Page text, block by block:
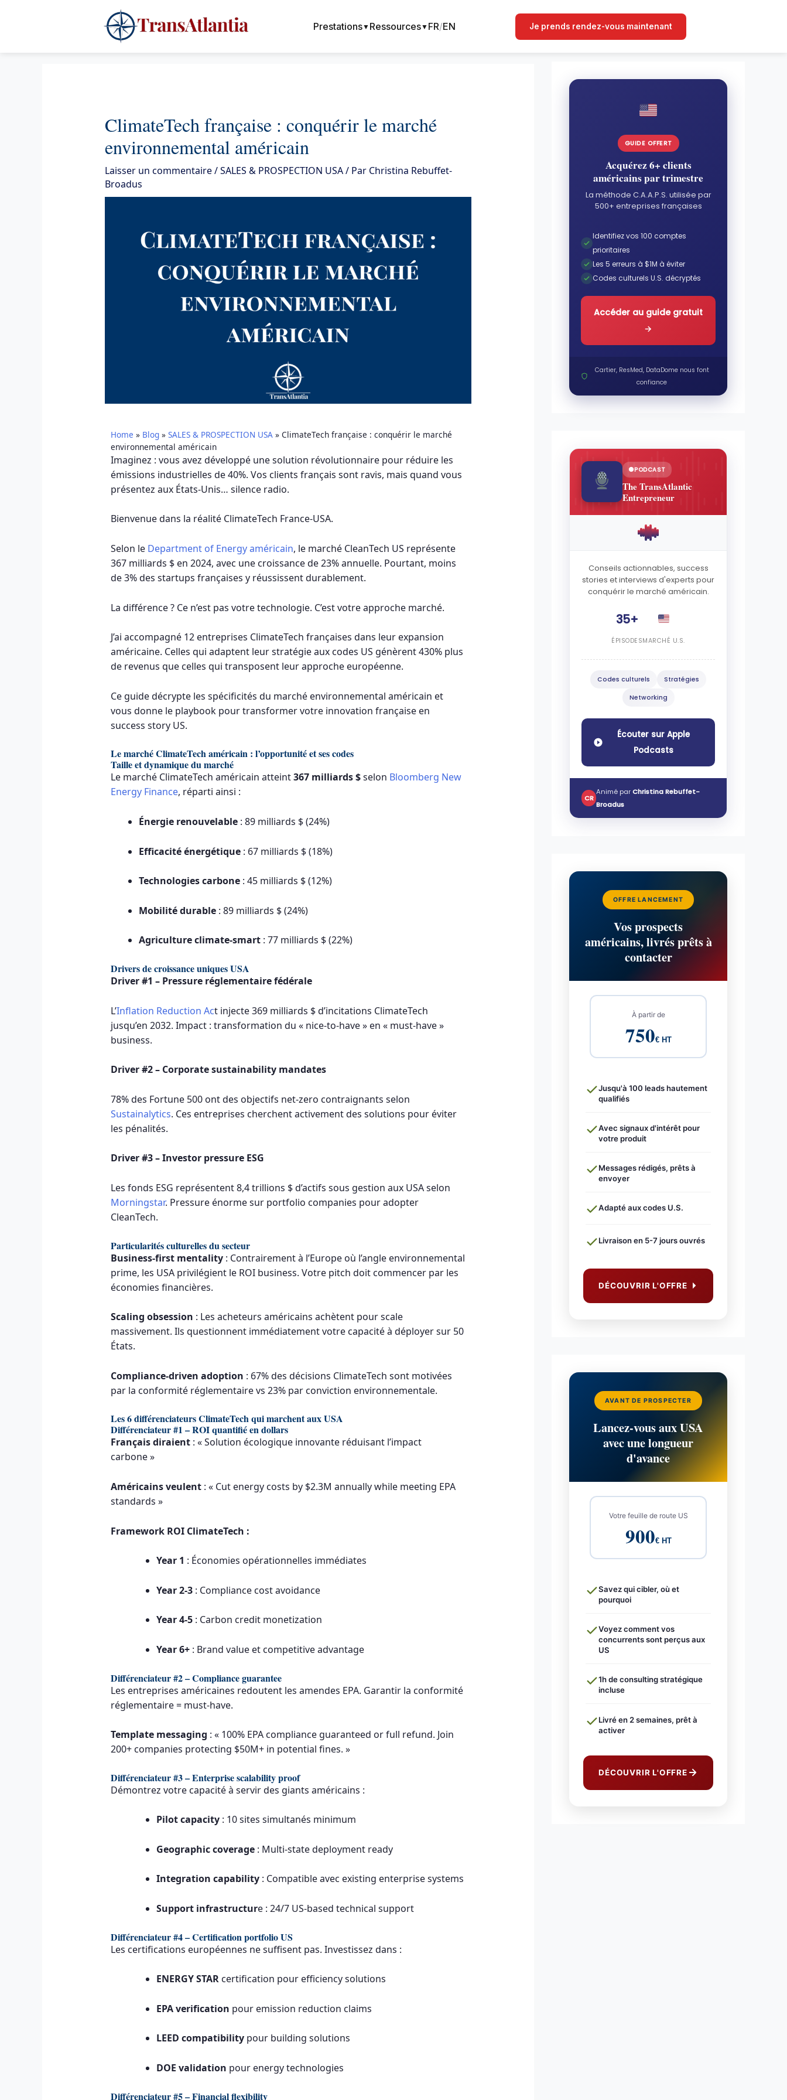
Prestations▼ Ressources▼ FR/EN Je prends rendez-vous maintenant
ClimateTech française : conquérir le marché
environnemental américain
Laisser un commentaire/SALES & PROSPECTION USA/ Par Christina Rebuffet-
Broadus
Home » Blog» SALES & PROSPECTION USA» ClimateTech française : conquérir le marché
environnemental américain
Imaginez : vous avez développé une solution révolutionnaire pour réduire les
émissions industrielles de 40%. Vos clients français sont ravis, mais quand vous
présentez aux États-Unis… silence radio.
Bienvenue dans la réalité ClimateTech France-USA.
Selon le Department of Energy américain, le marché CleanTech US représente
367 milliards $ en 2024, avec une croissance de 23% annuelle. Pourtant, moins
de 3% des startups françaises y réussissent durablement.
La différence ? Ce n’est pas votre technologie. C’est votre approche marché.
J’ai accompagné 12 entreprises ClimateTech françaises dans leur expansion
américaine. Celles qui adaptent leur stratégie aux codes US génèrent 430% plus
de revenus que celles qui transposent leur approche européenne.
Ce guide décrypte les spécificités du marché environnemental américain et
vous donne le playbook pour transformer votre innovation française en
success story US.
Le marché ClimateTech américain : l’opportunité et ses codes
Taille et dynamique du marché
Le marché ClimateTech américain atteint367 milliards $selon Bloomberg New
Energy Finance, réparti ainsi :
Énergie renouvelable : 89 milliards $ (24%)
Efficacité énergétique: 67 milliards $ (18%)
Technologies carbone: 45 milliards $ (12%)
Mobilité durable: 89 milliards $ (24%)
Agriculture climate-smart: 77 milliards $ (22%)
Drivers de croissance uniques USA
Driver #1 – Pressure réglementaire fédérale
L’Inflation Reduction Act injecte 369 milliards $ d’incitations ClimateTech
jusqu’en 2032. Impact : transformation du « nice-to-have » en « must-have »
business.
Driver #2 – Corporate sustainability mandates
78% des Fortune 500 ont des objectifs net-zero contraignants selon
Sustainalytics. Ces entreprises cherchent activement des solutions pour éviter
les pénalités.
Driver #3 – Investor pressure ESG
Les fonds ESG représentent 8,4 trillions $ d’actifs sous gestion aux USA selon
Morningstar. Pressure énorme sur portfolio companies pour adopter
CleanTech.
Particularités culturelles du secteur
Business-first mentality: Contrairement à l’Europe où l’angle environnemental
prime, les USA privilégient le ROI business. Votre pitch doit commencer par les
économies financières.
Scaling obsession : Les acheteurs américains achètent pour scale
massivement. Ils questionnent immédiatement votre capacité à déployer sur 50
États.
Compliance-driven adoption : 67% des décisions ClimateTech sont motivées
par la conformité réglementaire vs 23% par conviction environnementale.
Les 6 différenciateurs ClimateTech qui marchent aux USA
Différenciateur #1 – ROI quantifié en dollars
Français diraient: « Solution écologique innovante réduisant l’impact
carbone »
Américains veulent: « Cut energy costs by $2.3M annually while meeting EPA
standards »
Framework ROI ClimateTech :
Year 1 : Économies opérationnelles immédiates
Year 2-3: Compliance cost avoidance
Year 4-5: Carbon credit monetization
Year 6+: Brand value et competitive advantage
Différenciateur #2 – Compliance guarantee
Les entreprises américaines redoutent les amendes EPA. Garantir la conformité
réglementaire = must-have.
Template messaging : « 100% EPA compliance guaranteed or full refund. Join
200+ companies protecting $50M+ in potential fines. »
Différenciateur #3 – Enterprise scalability proof
Démontrez votre capacité à servir des giants américains :
Pilot capacity: 10 sites simultanés minimum
Geographic coverage : Multi-state deployment ready
Integration capability: Compatible avec existing enterprise systems
Support infrastructure : 24/7 US-based technical support
Différenciateur #4 – Certification portfolio US
Les certifications européennes ne suffisent pas. Investissez dans :
ENERGY STARcertification pour efficiency solutions
EPA verification pour emission reduction claims
LEED compatibilitypour building solutions
DOE validation pour energy technologies
Différenciateur #5 – Financial flexibility
GUIDE OFFERT
Acquérez 6+ clients
américains par trimestre
La méthode C.A.A.P.S. utilisée par
500+ entreprises françaises
Identifiez vos 100 comptes
prioritaires
Les 5 erreurs à $1M à éviter
Codes culturels U.S. décryptés
Accéder au guide gratuit
→
Cartier, ResMed, DataDome nous font
confiance
PODCAST
The TransAtlantic
Entrepreneur
Conseils actionnables, success
stories et interviews d'experts pour
conquérir le marché américain.
35+
ÉPISODESMARCHÉ U.S.
Codes culturels Stratégies
Networking
Écouter sur Apple
Podcasts
CR
Animé parChristina Rebuffet-
Broadus
OFFRE LANCEMENT
Vos prospects
américains, livrés prêts à
contacter
À partir de
750€ HT
Jusqu'à 100 leads hautement
qualifiés
Avec signaux d'intérêt pour
votre produit
Messages rédigés, prêts à
envoyer
Adapté aux codes U.S.
Livraison en 5-7 jours ouvrés
DÉCOUVRIR L'OFFRE
AVANT DE PROSPECTER
Lancez-vous aux USA
avec une longueur
d'avance
Votre feuille de route US
900€ HT
Savez qui cibler, où et
pourquoi
Voyez comment vos
concurrents sont perçus aux
US
1h de consulting stratégique
incluse
Livré en 2 semaines, prêt à
activer
DÉCOUVRIR L'OFFRE